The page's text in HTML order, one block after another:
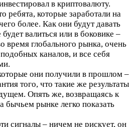
в криптовалюту.
ребята, которые заработали на
более. Как они будут давать
будет валиться или в боковике –
время глобального рынка, очень
каналов, и все себя
они получили в прошлом –
того, что такие же результаты
Опять же, возвращаясь к
бычьем рынке легко показать
сигналы – ничем не рискует, он